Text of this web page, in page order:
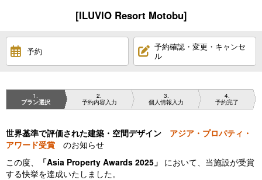
[ILUVIO Resort Motobu]
予約
予約確認・変更・キャンセ
ル
1
プラン選択
2
予約内容入力
3
個人情報入力
4
予約完了
世界基準で評価された建築・空間デザイン アジア・プロパティ・
アワード受賞 のお知らせ
この度、
「Asia Property Awards 2025」 において、当施設が受賞
する快挙を達成いたしました。